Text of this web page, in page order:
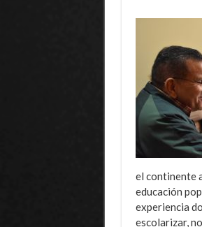
el continente
educación
experiencia
escolarizar,